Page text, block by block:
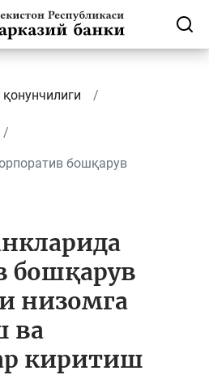
бошқарув
бошқарув
низомга
ва
киритиш